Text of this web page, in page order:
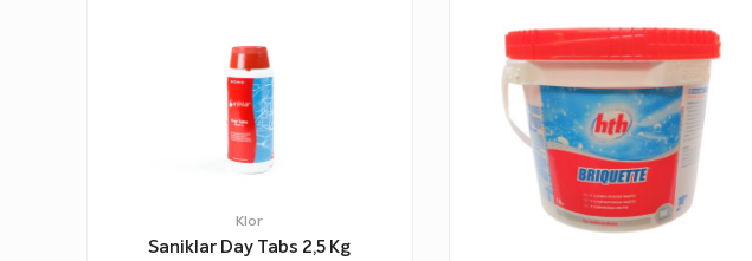
Klor
Saniklar Day Tabs 2,5 Kg